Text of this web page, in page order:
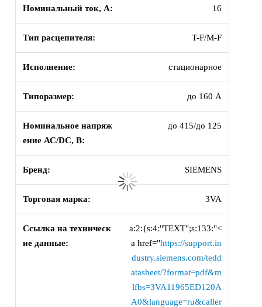
Номинальный ток, А: 16
Тип расцепителя: T-F/M-F
Исполнение: стационарное
Типоразмер: до 160 А
Номинальное напряж
ение АС/DC, В:
до 415/до 125
Бренд: SIEMENS
Торговая марка: 3VA
Ссылка на техническ
ие данные:
a:2:{s:4:"TEXT";s:133:"<
a href="https://support.in
dustry.siemens.com/tedd
atasheet/?format=pdf&m
lfbs=3VA11965ED120A
A0&language=ru&caller